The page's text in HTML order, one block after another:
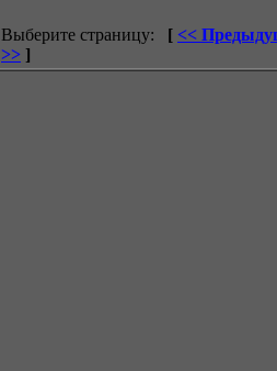
Выберите страницу: [ <<
>> ]